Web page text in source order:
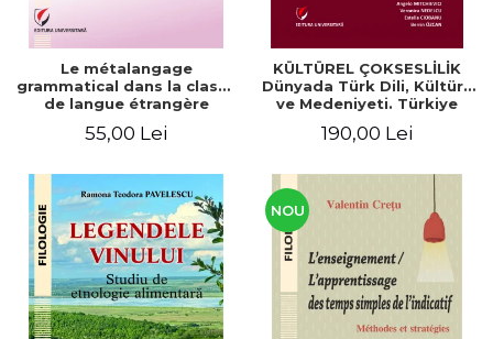
Le métalangage
grammatical dans la classe
de langue étrangère
55,00 Lei
KÜLTÜREL ÇOKSESLİLİK
Dünyada Türk Dili, Kültürü
ve Medeniyeti. Türkiye
Armağan/ POLIFONII
și civilizația turcă în lume.
Centenarului
190,00 Lei
NOU